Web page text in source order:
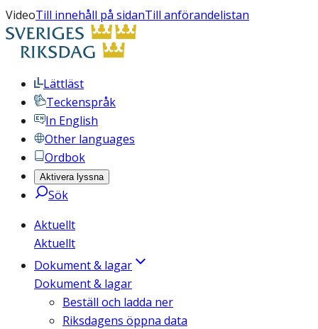
VideoTill innehåll på sidanTill anförandelistan
Lättläst
Teckenspråk
In English
Other languages
Ordbok
Aktivera lyssna
Sök
Aktuellt
Aktuellt
Dokument & lagar
Dokument & lagar
Beställ och ladda ner
Riksdagens öppna data